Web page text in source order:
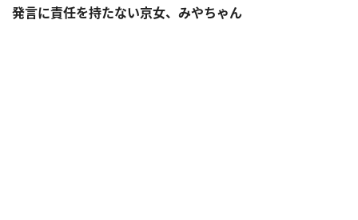
発言に責任を持たない京女、みやちゃん